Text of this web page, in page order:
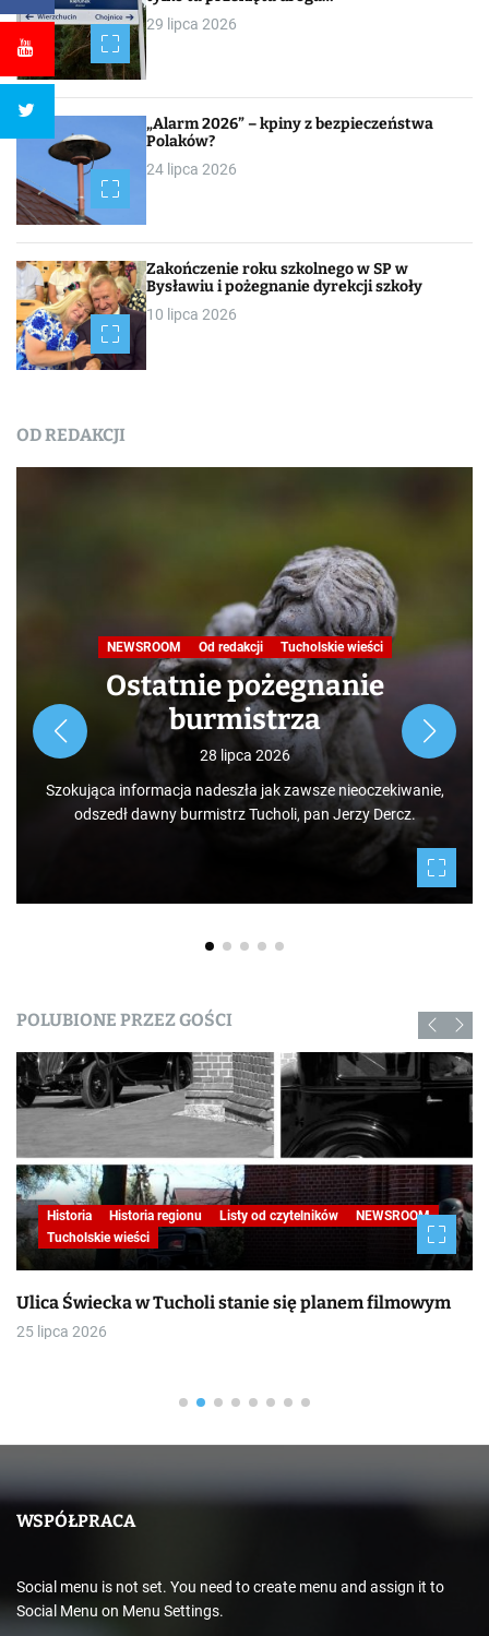
29 lipca 2026
„Alarm 2026” – kpiny z bezpieczeństwa
Polaków?
24 lipca 2026
Zakończenie roku szkolnego w SP w
Bysławiu i pożegnanie dyrekcji szkoły
10 lipca 2026
OD REDAKCJI
NEWSROOM Od redakcji Tucholskie wieści
Ostatnie pożegnanie
burmistrza
28 lipca 2026
Szokująca informacja nadeszła jak zawsze nieoczekiwanie,
odszedł dawny burmistrz Tucholi, pan Jerzy Dercz.
POLUBIONE PRZEZ GOŚCI
Historia Historia regionu Listy od czytelników
NEWSROOM
Tucholskie wieści
Ulica Świecka w Tucholi stanie się planem filmowym
25 lipca 2026
WSPÓŁPRACA
Social menu is not set. You need to create menu and assign it to
Social Menu on Menu Settings.